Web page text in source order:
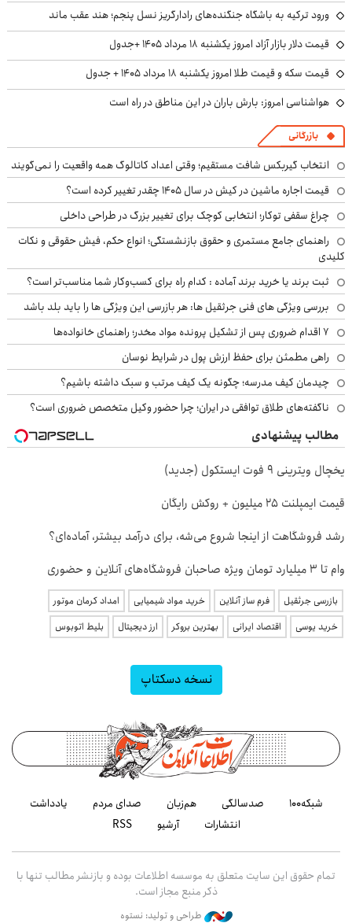
ورود ترکیه به باشگاه جنگنده‌های رادارگریز نسل پنجم؛ هند عقب ماند
قیمت دلار بازار آزاد امروز یکشنبه ۱۸ مرداد ۱۴۰۵ +جدول
قیمت سکه و قیمت طلا امروز یکشنبه ۱۸ مرداد ۱۴۰۵ + جدول
هواشناسی امروز: بارش باران در این مناطق در راه است
بازرگانی
انتخاب گیربکس شافت مستقیم؛ وقتی اعداد کاتالوگ همه واقعیت را نمی‌گویند
قیمت اجاره ماشین در کیش در سال ۱۴۰۵ چقدر تغییر کرده است؟
چراغ سقفی توکار؛ انتخابی کوچک برای تغییر بزرگ در طراحی داخلی
راهنمای جامع مستمری و حقوق بازنشستگی؛ انواع حکم، فیش حقوقی و نکات
کلیدی
ثبت برند یا خرید برند آماده : کدام راه برای کسب‌وکار شما مناسب‌تر است؟
بررسی ویژگی های فنی جرثقیل ها: هر بازرسی این ویژگی ها را باید بلد باشد
۷ اقدام ضروری پس از تشکیل پرونده مواد مخدر؛ راهنمای خانواده‌ها
راهی مطمئن برای حفظ ارزش پول در شرایط نوسان
چیدمان کیف مدرسه؛ چگونه یک کیف مرتب و سبک داشته باشیم؟
ناگفته‌های طلاق توافقی در ایران؛ چرا حضور وکیل متخصص ضروری است؟
مطالب پیشنهادی
یخچال ویترینی 9 فوت ایستکول (جدید)
قیمت ایمپلنت ۲۵ میلیون + روکش رایگان
رشد فروشگاهت از اینجا شروع می‌شه، برای درآمد بیشتر، آماده‌ای؟
وام تا ۳ میلیارد تومان ویژه صاحبان فروشگاه‌های آنلاین و حضوری
بازرسی جرثقیل فرم ساز آنلاین خرید مواد شیمیایی
امداد کرمان موتور
خرید یوسی
اقتصاد ایرانی بهترین بروکر ارز دیجیتال بلیط اتوبوس
نسخه دسکتاپ
شبکه۱۰۰ صدسالگی هم‌زبان صدای مردم
یادداشت
انتشارات
آرشیو RSS
تمام حقوق این سایت متعلق به موسسه اطلاعات بوده و بازنشر مطالب تنها با
ذکر منبع مجاز است.
طراحی و تولید: نستوه